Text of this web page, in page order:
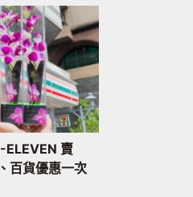
ELEVEN 賣
百貨優惠一次